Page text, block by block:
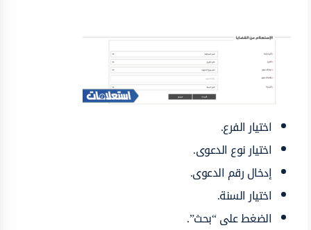
اختيار الفرع.
اختيار نوع الدعوى.
إدخال رقم الدعوى.
اختيار السنة.
الضغط على “بحث”.